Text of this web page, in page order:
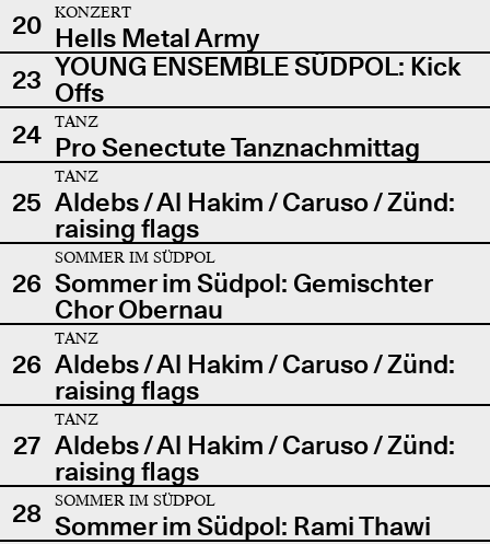
20
KONZERT
Hells Metal Army
23 YOUNG ENSEMBLE SÜDPOL: Kick
Offs
24
TANZ
Pro Senectute Tanznachmittag
25
TANZ
Aldebs / Al Hakim / Caruso / Zünd:
raising flags
26
SOMMER IM SÜDPOL
Sommer im Südpol: Gemischter
Chor Obernau
26
TANZ
Aldebs / Al Hakim / Caruso / Zünd:
raising flags
27
TANZ
Aldebs / Al Hakim / Caruso / Zünd:
raising flags
28
SOMMER IM SÜDPOL
Sommer im Südpol: Rami Thawi